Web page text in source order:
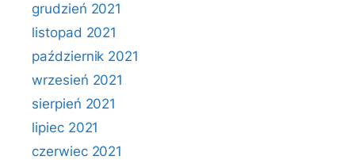
grudzień 2021
listopad 2021
październik 2021
wrzesień 2021
sierpień 2021
lipiec 2021
czerwiec 2021